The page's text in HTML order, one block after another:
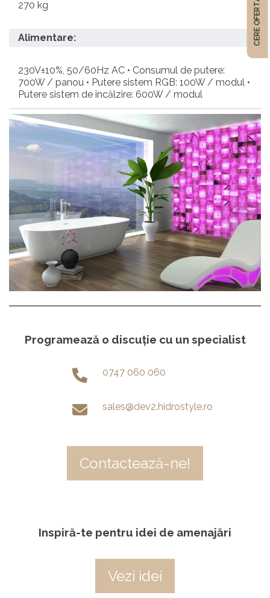
270 kg
Alimentare:
230V±10%, 50/60Hz AC • Consumul de putere:
700W / panou • Putere sistem RGB: 100W / modul •
Putere sistem de încălzire: 600W / modul
Programează o discuție cu un specialist
0747 060 060
sales@dev2.hidrostyle.ro
Contactează-ne!
Inspiră-te pentru idei de amenajări
Vezi idei
CERE OFERTĂ